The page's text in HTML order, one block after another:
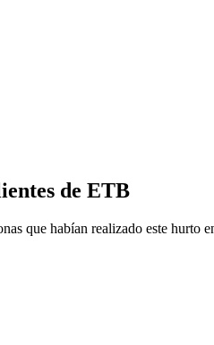
de ETB
que habían realizado este hurto